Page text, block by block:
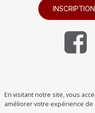
En visitant notre site, vous
améliorer votre expérience de
CREDOFUNDING